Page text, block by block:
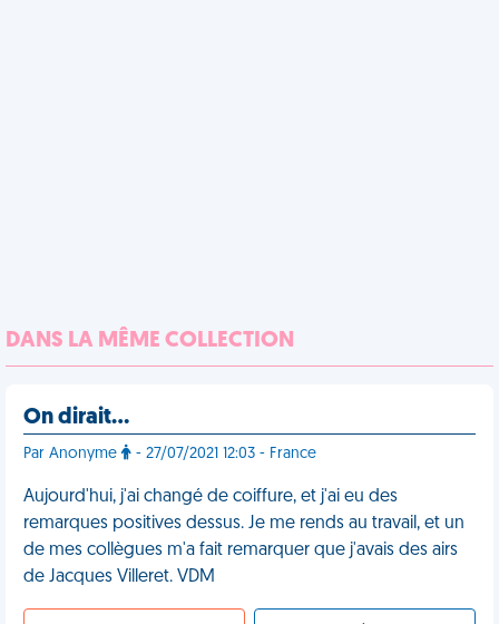
DANS LA MÊME COLLECTION
On dirait…
Par Anonyme - 27/07/2021 12:03 - France
Aujourd'hui, j'ai changé de coiffure, et j'ai eu des
remarques positives dessus. Je me rends au travail, et un
de mes collègues m'a fait remarquer que j'avais des airs
de Jacques Villeret. VDM